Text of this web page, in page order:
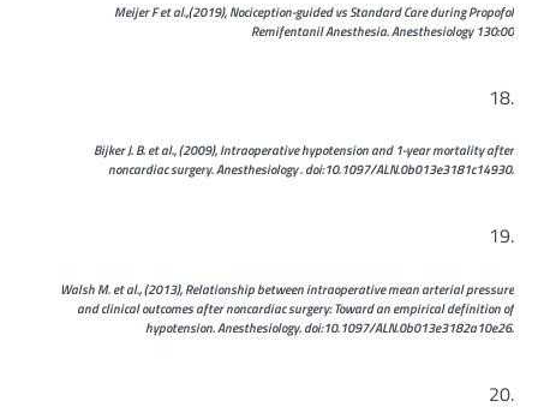
Meijer F et al.,(2019), Nociception-guided vs Standard Care during Propofol
Remifentanil Anesthesia. Anesthesiology 130:00
Bijker J. B. et al., (2009), Intraoperative hypotension and 1-year mortality after
noncardiac surgery. Anesthesiology . doi:10.1097/ALN.0b013e3181c14930.
Walsh M. et al., (2013), Relationship between intraoperative mean arterial pressure
and clinical outcomes after noncardiac surgery: Toward an empirical definition of
hypotension. Anesthesiology. doi:10.1097/ALN.0b013e3182a10e26.